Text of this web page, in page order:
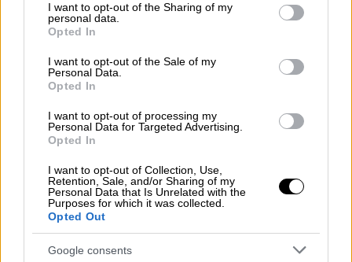
not limited to your visit or usage behaviour. You may click to
grant or deny consent to Google and its third-party tags to
use your data for below specified purposes in below Google
consent section.
I want to opt-out of the Sharing of my
personal data.
Opted In
I want to opt-out of the Sale of my
Personal Data.
Opted In
I want to opt-out of processing my
Personal Data for Targeted Advertising.
Opted In
I want to opt-out of Collection, Use,
Retention, Sale, and/or Sharing of my
Personal Data that Is Unrelated with the
Purposes for which it was collected.
Opted Out
Google consents
επικράτησε της τοπικής ομάδας με 84-80.
Τζόρνταν Ουόκερ με 21 πόντους, ενώ 17
πόντους είχε ο Κένι Ουίλιαμς και 15 πόντους
με 9 ριμπάουντ ο Γουές Ιβούντου. Για τους
γηπεδούχους ο Κάμερον Ρέινολντς ήταν
απελπιστικά μόνος με 28 πόντους.
Τα δεκάλεπτα: 22-14, 46-40, 59-63, 80-84
Μαρούσι: Σανόγκο 5, Ρέινολντς 28 (5),
Καρακώστας 1, Στόουβ 2, Τανούλης 6,